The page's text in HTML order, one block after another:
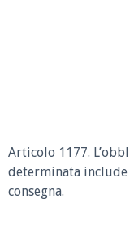
Articolo 1177.
determinata
consegna.